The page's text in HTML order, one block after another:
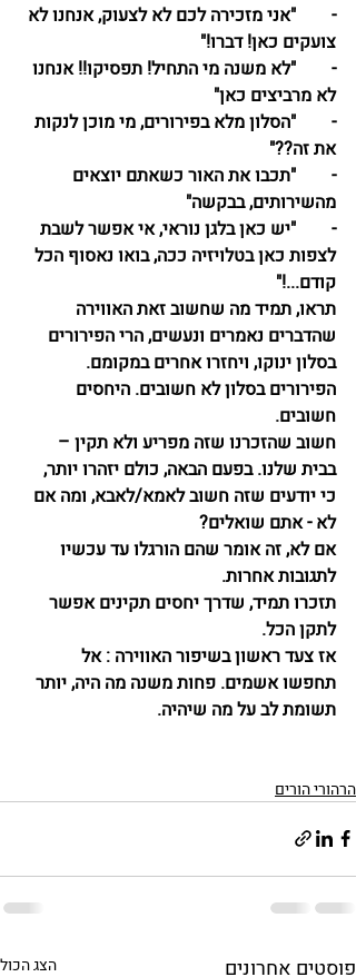
-        "אני מזכירה לכם לא לצעוק, אנחנו לא
צועקים כאן! דברו!"
-        "לא משנה מי התחיל! תפסיקו!! אנחנו
לא מרביצים כאן"
-        "הסלון מלא בפירורים, מי מוכן לנקות
את זה??"
-        "תכבו את האור כשאתם יוצאים
מהשירותים, בבקשה"
-        "יש כאן בלגן נוראי, אי אפשר לשבת
לצפות כאן בטלויזיה ככה, בואו נאסוף הכל
קודם...!"
תראו, תמיד מה שחשוב זאת האווירה
שהדברים נאמרים ונעשים, הרי הפירורים
בסלון ינוקו, ויחזרו אחרים במקומם.
הפירורים בסלון לא חשובים. היחסים
חשובים.
חשוב שהזכרנו שזה מפריע ולא תקין –
בבית שלנו. בפעם הבאה, כולם יזהרו יותר,
כי יודעים שזה חשוב לאמא/לאבא, ומה אם
לא - אתם שואלים?
אם לא, זה אומר שהם הורגלו עד עכשיו
לתגובות אחרות.
תזכרו תמיד, שדרך יחסים תקינים אפשר
לתקן הכל.
אז צעד ראשון בשיפור האווירה : אל
תחפשו אשמים. פחות משנה מה היה, יותר
תשומת לב על מה שיהיה.
הרהורי הורים
פוסטים אחרונים הצג הכול